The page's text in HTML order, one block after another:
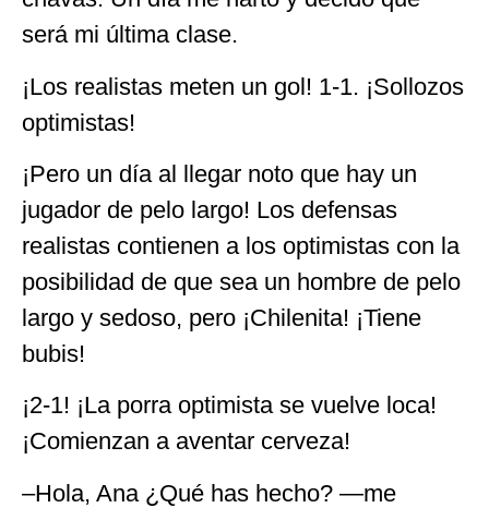
será mi última clase.
¡Los realistas meten un gol! 1-1. ¡Sollozos
optimistas!
¡Pero un día al llegar noto que hay un
jugador de pelo largo! Los defensas
realistas contienen a los optimistas con la
posibilidad de que sea un hombre de pelo
largo y sedoso, pero ¡Chilenita! ¡Tiene
bubis!
¡2-1! ¡La porra optimista se vuelve loca!
¡Comienzan a aventar cerveza!
–Hola, Ana ¿Qué has hecho? —me